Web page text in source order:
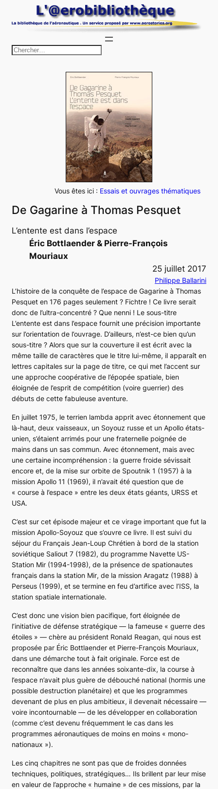
au
h
e
r
c
h
e
r
Vous êtes ici : Essais et ouvrages thématiques
De Gagarine à Thomas Pesquet
L’entente est dans l’espace
Éric Bottlaender & Pierre-François
Mouriaux
25 juillet 2017
Philippe Ballarini
L’histoire de la conquête de l’espace de Gagarine à Thomas
Pesquet en 176 pages seulement ? Fichtre ! Ce livre serait
donc de l’ultra-concentré ? Que nenni ! Le sous-titre
L’entente est dans l’espace fournit une précision importante
sur l’orientation de l’ouvrage. D’ailleurs, n’est-ce bien qu’un
sous-titre ? Alors que sur la couverture il est écrit avec la
même taille de caractères que le titre lui-même, il apparaît en
lettres capitales sur la page de titre, ce qui met l’accent sur
une approche coopérative de l’épopée spatiale, bien
éloignée de l’esprit de compétition (voire guerrier) des
débuts de cette fabuleuse aventure.
En juillet 1975, le terrien lambda apprit avec étonnement que
là-haut, deux vaisseaux, un Soyouz russe et un Apollo états-
unien, s’étaient arrimés pour une fraternelle poignée de
mains dans un sas commun. Avec étonnement, mais avec
une certaine incompréhension : la guerre froide sévissait
encore et, de la mise sur orbite de Spoutnik 1 (1957) à la
mission Apollo 11 (1969), il n’avait été question que de
« course à l’espace » entre les deux états géants, URSS et
USA.
C’est sur cet épisode majeur et ce virage important que fut la
mission Apollo-Soyouz que s’ouvre ce livre. Il est suivi du
séjour du Français Jean-Loup Chrétien à bord de la station
soviétique Saliout 7 (1982), du programme Navette US-
Station Mir (1994-1998), de la présence de spationautes
français dans la station Mir, de la mission Aragatz (1988) à
Perseus (1999), et se termine en feu d’artifice avec l’ISS, la
station spatiale internationale.
C’est donc une vision bien pacifique, fort éloignée de
l’initiative de défense stratégique — la fameuse « guerre des
étoiles » — chère au président Ronald Reagan, qui nous est
proposée par Éric Bottlaender et Pierre-François Mouriaux,
dans une démarche tout à fait originale. Force est de
reconnaître que dans les années soixante-dix, la course à
l’espace n’avait plus guère de débouché national (hormis une
possible destruction planétaire) et que les programmes
devenant de plus en plus ambitieux, il devenait nécessaire ―
voire incontournable — de les développer en collaboration
(comme c’est devenu fréquemment le cas dans les
programmes aéronautiques de moins en moins « mono-
nationaux »).
Les cinq chapitres ne sont pas que de froides données
techniques, politiques, stratégiques… Ils brillent par leur mise
en valeur de l’approche « humaine » de ces missions, par la